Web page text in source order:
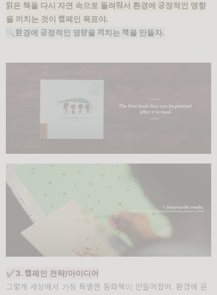
읽은 책을 다시 자연 속으로 돌려줘서 환경에 긍정적인 영향
을 끼치는 것이 캠페인 목표야.
🔍환경에 긍정적인 영향을 끼치는 책을 만들자.
✔️3. 캠페인 전략/아이디어
그렇게 세상에서 가장 특별한 동화책이 만들어졌어. 환경에 문